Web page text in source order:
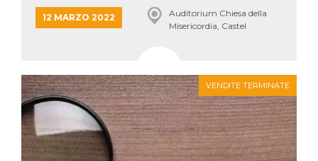
12 MARZO 2022
Auditorium Chiesa della
Misericordia, Castel
VENDITE TERMINATE